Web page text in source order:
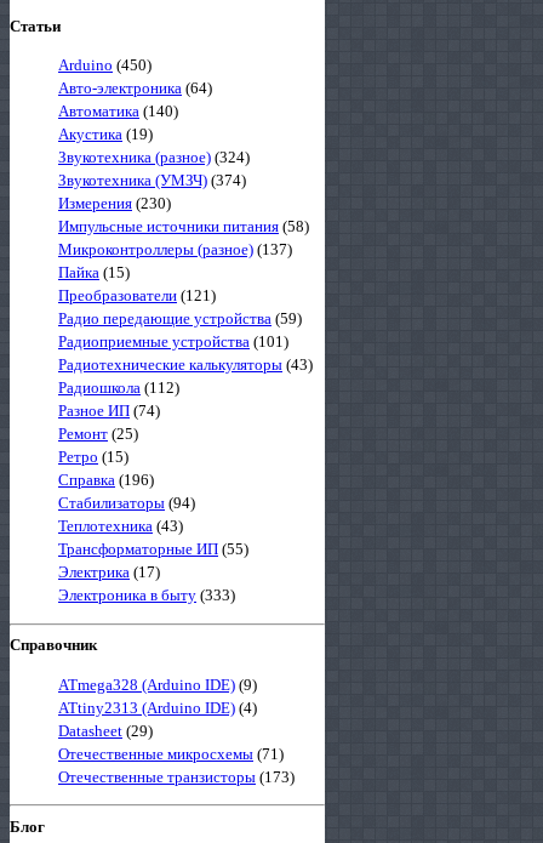
Статьи
Arduino (450)
Авто-электроника (64)
Автоматика (140)
Акустика (19)
Звукотехника (разное) (324)
Звукотехника (УМЗЧ) (374)
Измерения (230)
Импульсные источники питания (58)
Микроконтроллеры (разное) (137)
Пайка (15)
Преобразователи (121)
Радио передающие устройства (59)
Радиоприемные устройства (101)
Радиотехнические калькуляторы (43)
Радиошкола (112)
Разное ИП (74)
Ремонт (25)
Ретро (15)
Справка (196)
Стабилизаторы (94)
Теплотехника (43)
Трансформаторные ИП (55)
Электрика (17)
Электроника в быту (333)
Справочник
ATmega328 (Arduino IDE) (9)
ATtiny2313 (Arduino IDE) (4)
Datasheet (29)
Отечественные микросхемы (71)
Отечественные транзисторы (173)
Блог